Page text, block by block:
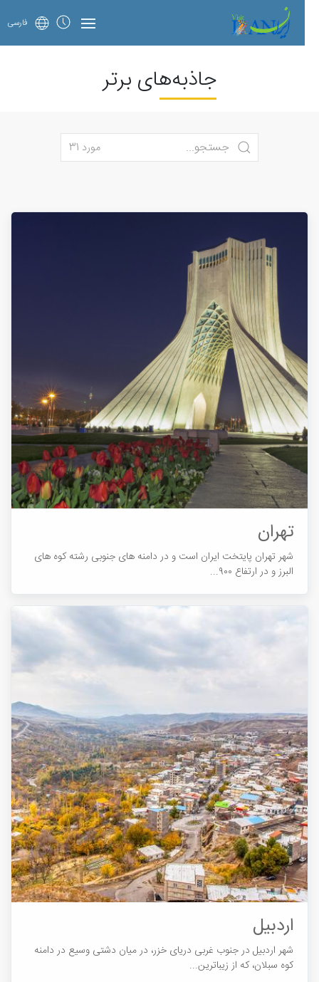
فارسی
جاذبه‌های برتر
مورد 31
تهران
شهر تهران پایتخت ایران است و در دامنه های جنوبی رشته کوه های
البرز و در ارتفاع ۹۰۰...
اردبیل
شهر اردبیل در جنوب غربی دریای خزر، در میان دشتی وسیع در دامنه
کوه سبلان، که از زیباترین...